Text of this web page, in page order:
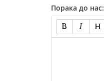
Порака до нас: